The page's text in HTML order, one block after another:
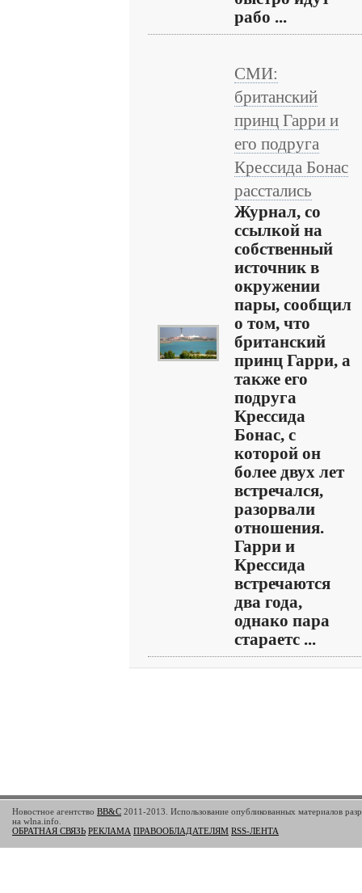
рабо ...
СМИ:
британский
принц Гарри и
его подруга
Крессида Бонас
расстались
Журнал, со
ссылкой на
собственный
источник в
окружении
пары, сообщил
о том, что
британский
принц Гарри, а
также его
подруга
Крессида
Бонас, с
которой он
более двух лет
встречался,
разорвали
отношения.
Гарри и
Крессида
встречаются
два года,
однако пара
стараетс ...
Новостное агентство BB&C 2011-2013. Использование опубликованных материалов
на wlna.info.
ОБРАТНАЯ СВЯЗЬ РЕКЛАМА ПРАВООБЛАДАТЕЛЯМ RSS-ЛЕНТА